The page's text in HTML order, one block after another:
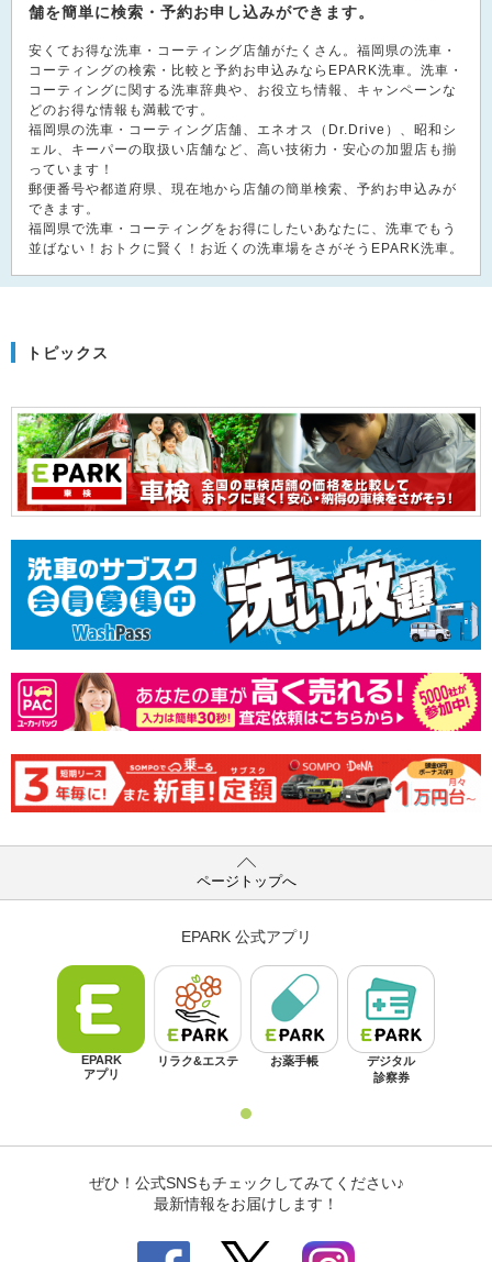
舗を簡単に検索・予約お申し込みができます。
安くてお得な洗車・コーティング店舗がたくさん。福岡県の洗車・
コーティングの検索・比較と予約お申込みならEPARK洗車。洗車・
コーティングに関する洗車辞典や、お役立ち情報、キャンペーンな
どのお得な情報も満載です。
福岡県の洗車・コーティング店舗、エネオス（Dr.Drive）、昭和シ
ェル、キーパーの取扱い店舗など、高い技術力・安心の加盟店も揃
っています！
郵便番号や都道府県、現在地から店舗の簡単検索、予約お申込みが
できます。
福岡県で洗車・コーティングをお得にしたいあなたに、洗車でもう
並ばない！おトクに賢く！お近くの洗車場をさがそうEPARK洗車。
トピックス
ページトップへ